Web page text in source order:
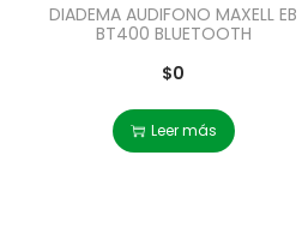
DIADEMA AUDIFONO MAXELL EB
BT400 BLUETOOTH
$0
Leer más